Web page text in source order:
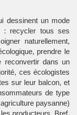
dessinent un mode
: recycler tous ses
naturellement,
prendre le
dans un
ces écologistes
sur leur balcon, et
de type
paysanne)
producteurs. Bref,